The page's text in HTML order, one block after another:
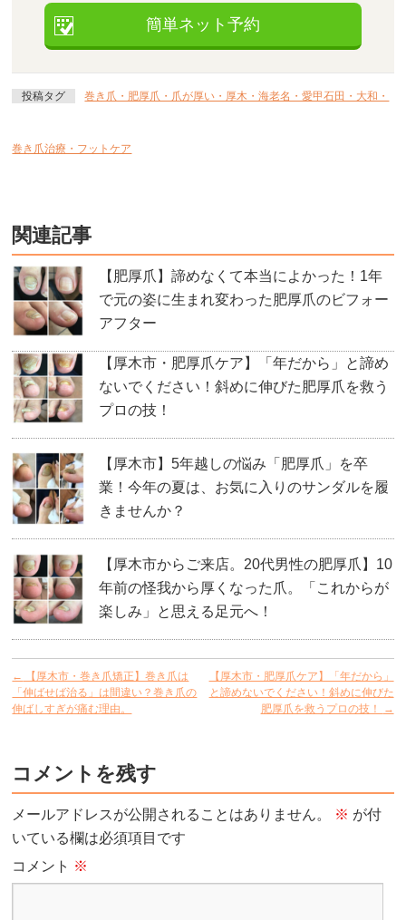
簡単ネット予約
投稿タグ 巻き爪・肥厚爪・爪が厚い・厚木・海老名・愛甲石田・大和・
巻き爪治療・フットケア
関連記事
【肥厚爪】諦めなくて本当によかった！1年
で元の姿に生まれ変わった肥厚爪のビフォー
アフター
【厚木市・肥厚爪ケア】「年だから」と諦め
ないでください！斜めに伸びた肥厚爪を救う
プロの技！
【厚木市】5年越しの悩み「肥厚爪」を卒
業！今年の夏は、お気に入りのサンダルを履
きませんか？
【厚木市からご来店。20代男性の肥厚爪】10
年前の怪我から厚くなった爪。「これからが
楽しみ」と思える足元へ！
←
【厚木市・巻き爪矯正】巻き爪は
「伸ばせば治る」は間違い？巻き爪の
伸ばしすぎが痛む理由。
【厚木市・肥厚爪ケア】「年だから」
と諦めないでください！斜めに伸びた
肥厚爪を救うプロの技！
→
コメントを残す
メールアドレスが公開されることはありません。 ※ が付
いている欄は必須項目です
コメント ※